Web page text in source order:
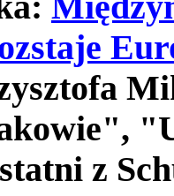
z